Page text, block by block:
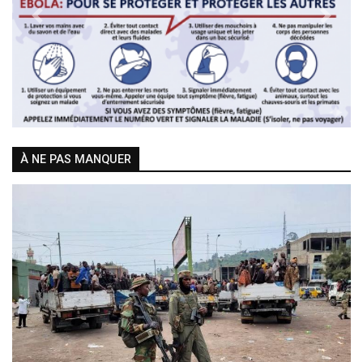
Previous Next
À NE PAS MANQUER